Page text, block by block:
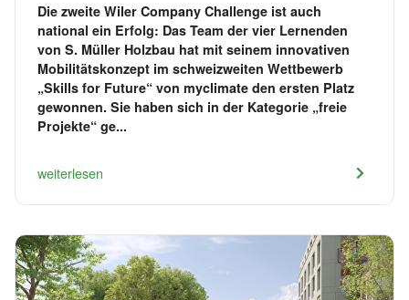
Die zweite Wiler Company Challenge ist auch
national ein Erfolg: Das Team der vier Lernenden
von S. Müller Holzbau hat mit seinem innovativen
Mobilitätskonzept im schweizweiten Wettbewerb
„Skills for Future“ von myclimate den ersten Platz
gewonnen. Sie haben sich in der Kategorie „freie
Projekte“ ge...
weiterlesen